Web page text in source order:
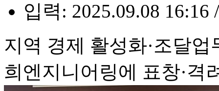
입력: 2025.09.08 16:16
지역 경제 활성화·조달
희엔지니어링에 표창·격